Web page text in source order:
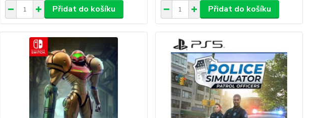
Přidat do košíku Přidat do košíku